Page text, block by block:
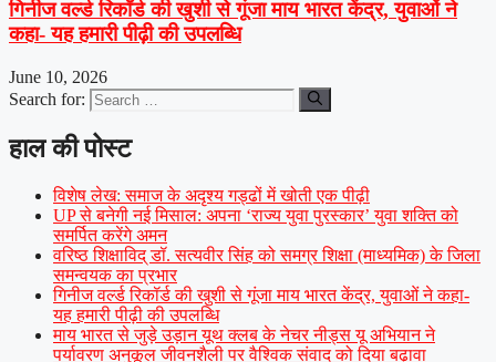
गिनीज वर्ल्ड रिकॉर्ड की खुशी से गूंजा माय भारत केंद्र, युवाओं ने
कहा- यह हमारी पीढ़ी की उपलब्धि
June 10, 2026
Search for:
हाल की पोस्ट
विशेष लेख: समाज के अदृश्य गड्ढों में खोती एक पीढ़ी
UP से बनेगी नई मिसाल: अपना ‘राज्य युवा पुरस्कार’ युवा शक्ति को
समर्पित करेंगे अमन
वरिष्ठ शिक्षाविद् डॉ. सत्यवीर सिंह को समग्र शिक्षा (माध्यमिक) के जिला
समन्वयक का प्रभार
गिनीज वर्ल्ड रिकॉर्ड की खुशी से गूंजा माय भारत केंद्र, युवाओं ने कहा-
यह हमारी पीढ़ी की उपलब्धि
माय भारत से जुड़े उड़ान यूथ क्लब के नेचर नीड्स यू अभियान ने
पर्यावरण अनुकूल जीवनशैली पर वैश्विक संवाद को दिया बढ़ावा